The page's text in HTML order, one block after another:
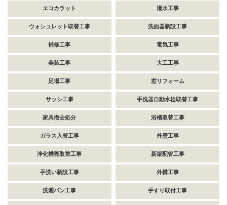
エコカラット 灌水工事
ウォシュレット取替工事 洗面器新設工事
補修工事 電気工事
美装工事 大工工事
足場工事 窓リフォーム
サッシ工事 手洗器自動水栓取替工事
家具撤去処分 浴槽取替工事
ガラス入替工事 外壁工事
浄化槽蓋取替工事 新築配管工事
手洗い新設工事 外構工事
洗濯パン工事 手すり取付工事